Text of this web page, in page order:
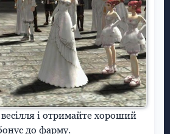
весілля і отримайте хороший
до фарму.